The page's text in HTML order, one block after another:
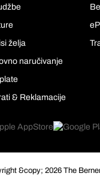
želja
naručivanje
& Reklamacije
&copy; 2026 The